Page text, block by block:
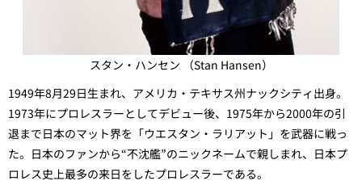
スタン・ハンセン （Stan Hansen）
1949年8月29日生まれ、アメリカ・テキサス州ナックシティ出身。
1973年にプロレスラーとしてデビュー後、1975年から2000年の引
退まで日本のマット界を「ウエスタン・ラリアット」を武器に戦っ
た。日本のファンから“不沈艦”のニックネームで親しまれ、日本プ
ロレス史上最多の来日をしたプロレスラーである。